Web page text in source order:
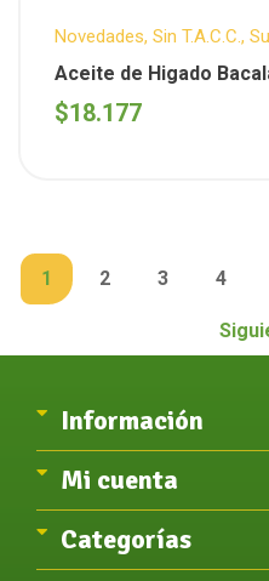
Novedades, Sin T.A.C.C. ,
Aceite de Higado
Vitamina A y D – 100
$18.177
1 2 3 4
Información
Mi cuenta
Categorías